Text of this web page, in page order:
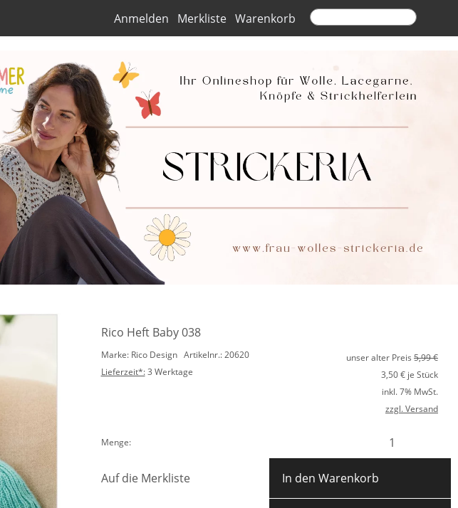
Anmelden Merkliste Warenkorb
Rico Heft Baby 038
Marke: Rico Design Artikelnr.: 20620
Lieferzeit*:3 Werktage
unser alter Preis 5,99 €
3,50€ je Stück
inkl. 7% MwSt.
zzgl. Versand
Menge:
Auf die Merkliste In den Warenkorb